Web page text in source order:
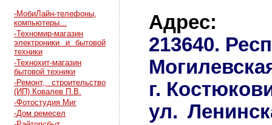
-МобиЛайн-телефоны,
компьютеры...
-Техномир-магазин
электроники и бытовой
техники
-Технохит-магазин
бытовой техники
-Ремонт, строительство
(ИП) Ковалев П.В.
-Фотостудия Миг
-Дом ремесел
Адрес:
213640.
г.
ул.